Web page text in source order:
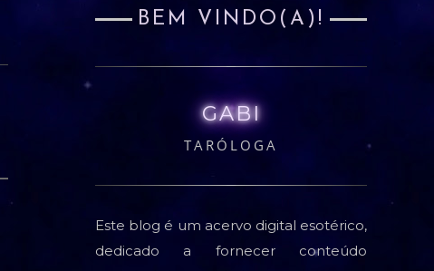
BEM VINDO(A)!
GABI
TARÓLOGA
Este blog é um acervo digital esotérico,
dedicado a fornecer conteúdo